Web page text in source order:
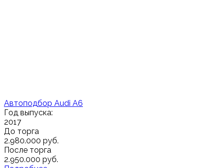
Автоподбор Audi A6
Год выпуска:
2017
До торга
2.980.000 руб.
После торга
2.950.000 руб.